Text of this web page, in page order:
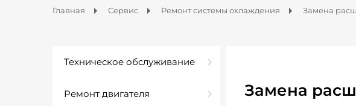
Главная Сервис Ремонт системы охлаждения Замена
Техническое обслуживание
Ремонт двигателя Замена